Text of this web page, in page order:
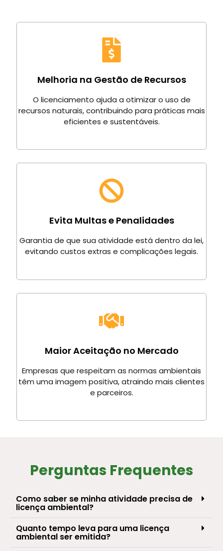
Melhoria na Gestão de Recursos
O licenciamento ajuda a otimizar o uso de
recursos naturais, contribuindo para práticas mais
eficientes e sustentáveis.
Evita Multas e Penalidades
Garantia de que sua atividade está dentro da lei,
evitando custos extras e complicações legais.
Maior Aceitação no Mercado
Empresas que respeitam as normas ambientais
têm uma imagem positiva, atraindo mais clientes
e parceiros.
Perguntas Frequentes
Como saber se minha atividade precisa de
licença ambiental?
Quanto tempo leva para uma licença
ambiental ser emitida?